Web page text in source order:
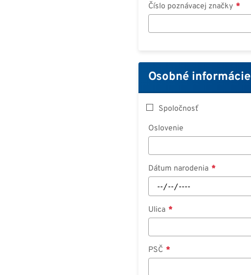
Číslo poznávacej značky
Osobné informácie
Spoločnosť
Oslovenie
Dátum narodenia
Ulica
PSČ